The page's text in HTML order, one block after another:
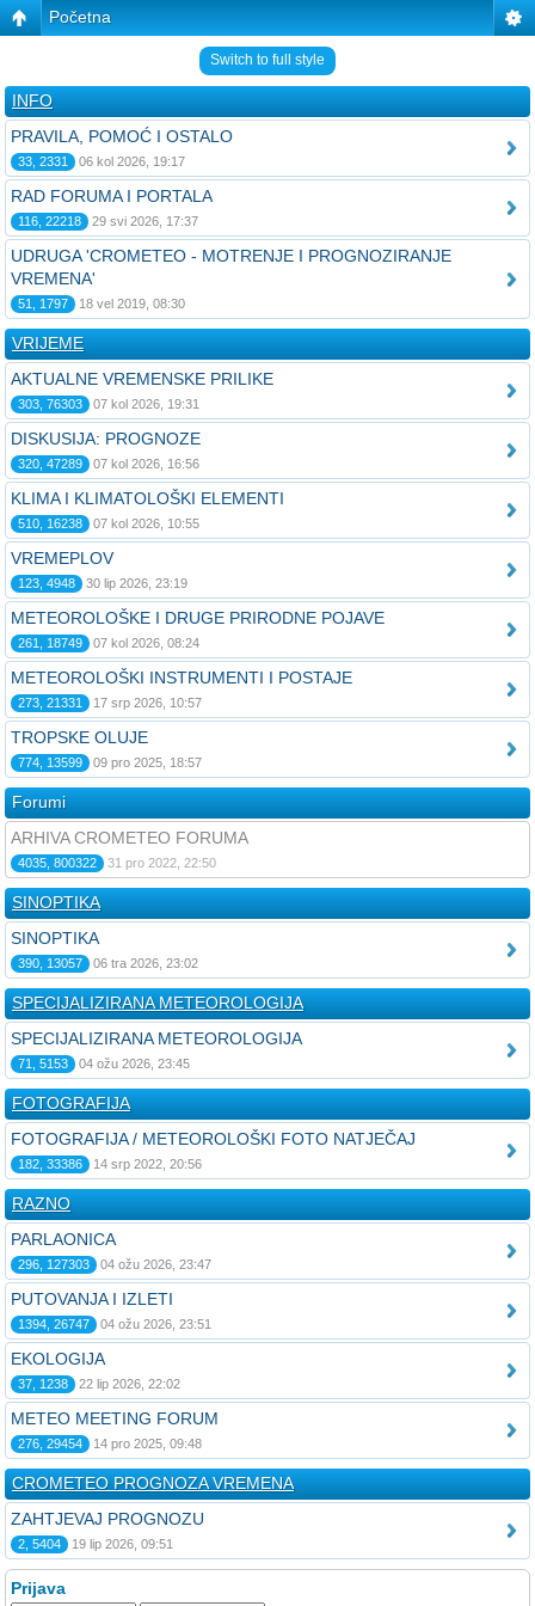
Početna
Switch to full style
INFO
PRAVILA, POMOĆ I OSTALO
33, 2331 06 kol 2026, 19:17
RAD FORUMA I PORTALA
116, 22218 29 svi 2026, 17:37
UDRUGA 'CROMETEO - MOTRENJE I PROGNOZIRANJE
VREMENA'
51, 1797 18 vel 2019, 08:30
VRIJEME
AKTUALNE VREMENSKE PRILIKE
303, 76303 07 kol 2026, 19:31
DISKUSIJA: PROGNOZE
320, 47289 07 kol 2026, 16:56
KLIMA I KLIMATOLOŠKI ELEMENTI
510, 16238 07 kol 2026, 10:55
VREMEPLOV
123, 4948 30 lip 2026, 23:19
METEOROLOŠKE I DRUGE PRIRODNE POJAVE
261, 18749 07 kol 2026, 08:24
METEOROLOŠKI INSTRUMENTI I POSTAJE
273, 21331 17 srp 2026, 10:57
TROPSKE OLUJE
774, 13599 09 pro 2025, 18:57
Forumi
ARHIVA CROMETEO FORUMA
4035, 800322 31 pro 2022, 22:50
SINOPTIKA
SINOPTIKA
390, 13057 06 tra 2026, 23:02
SPECIJALIZIRANA METEOROLOGIJA
SPECIJALIZIRANA METEOROLOGIJA
71, 5153 04 ožu 2026, 23:45
FOTOGRAFIJA
FOTOGRAFIJA / METEOROLOŠKI FOTO NATJEČAJ
182, 33386 14 srp 2022, 20:56
RAZNO
PARLAONICA
296, 127303 04 ožu 2026, 23:47
PUTOVANJA I IZLETI
1394, 26747 04 ožu 2026, 23:51
EKOLOGIJA
37, 1238 22 lip 2026, 22:02
METEO MEETING FORUM
276, 29454 14 pro 2025, 09:48
CROMETEO PROGNOZA VREMENA
ZAHTJEVAJ PROGNOZU
2, 5404 19 lip 2026, 09:51
Prijava